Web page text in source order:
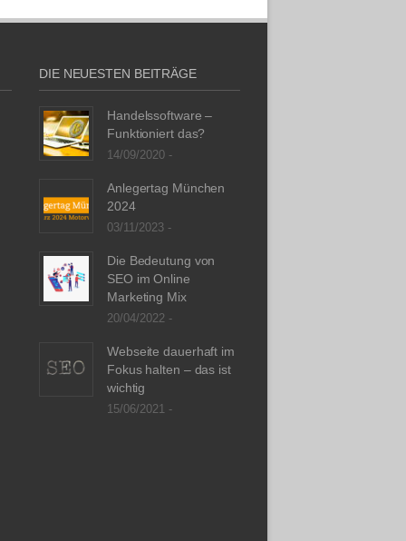
DIE NEUESTEN BEITRÄGE
Handelssoftware –
Funktioniert das?
14/09/2020 -
Anlegertag München
2024
03/11/2023 -
Die Bedeutung von
SEO im Online
Marketing Mix
20/04/2022 -
Webseite dauerhaft im
Fokus halten – das ist
wichtig
15/06/2021 -